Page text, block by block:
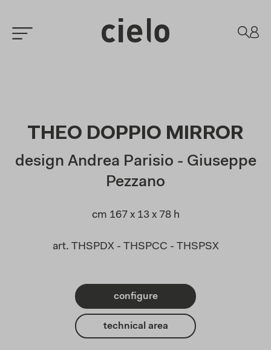
THEO DOPPIO MIRROR
design Andrea Parisio - Giuseppe
Pezzano
cm 167 x 13 x 78 h
art. THSPDX - THSPCC - THSPSX
configure
technical area